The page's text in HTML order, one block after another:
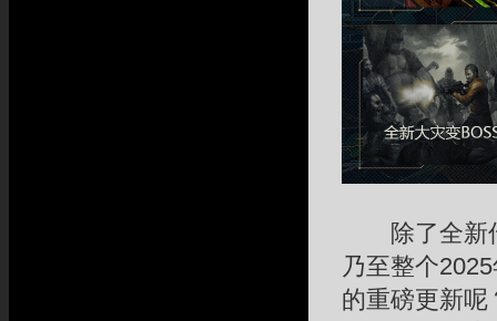
除了全新传
乃至整个
的重磅更新